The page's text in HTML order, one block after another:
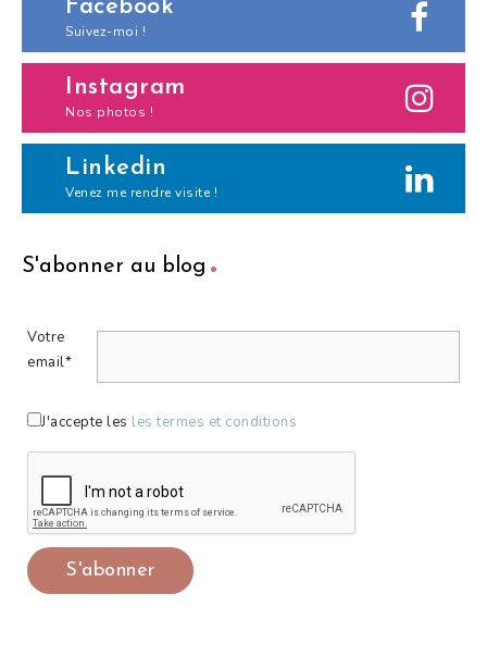
Facebook
Suivez-moi !
Instagram
Nos photos !
Linkedin
Venez me rendre visite !
S'abonner au blog
Votre
email*
J'accepte les les termes et conditions